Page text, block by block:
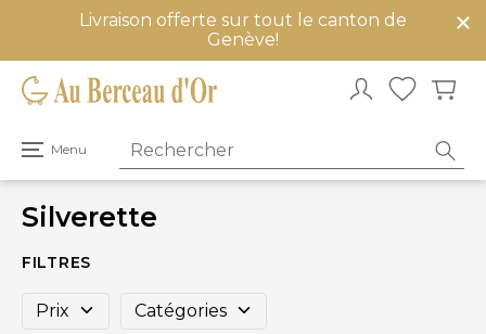
Livraison offerte sur tout le canton de
Genève!
Menu
Ouvrir
menu
principal
Silverette
FILTRES
Prix Catégories